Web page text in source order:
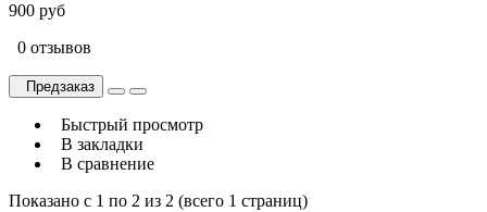
900 руб
0 отзывов
Предзаказ
Быстрый просмотр
В закладки
В сравнение
Показано с 1 по 2 из 2 (всего 1 страниц)